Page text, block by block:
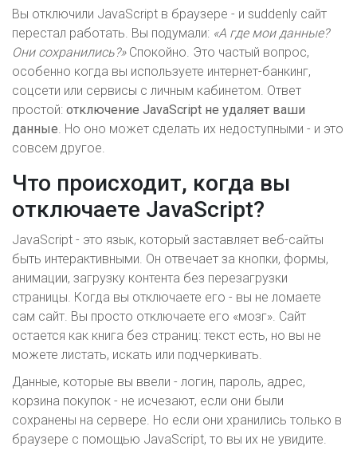
Вы отключили JavaScript в браузере - и suddenly сайт
перестал работать. Вы подумали: «А где мои данные?
Они сохранились?»Спокойно. Это частый вопрос,
особенно когда вы используете интернет-банкинг,
соцсети или сервисы с личным кабинетом. Ответ
простой: отключение JavaScript не удаляет ваши
данные. Но оно может сделать их недоступными - и это
совсем другое.
Что происходит, когда вы
отключаете JavaScript?
JavaScript - это язык, который заставляет веб-сайты
быть интерактивными. Он отвечает за кнопки, формы,
анимации, загрузку контента без перезагрузки
страницы. Когда вы отключаете его - вы не ломаете
сам сайт. Вы просто отключаете его «мозг». Сайт
остается как книга без страниц: текст есть, но вы не
можете листать, искать или подчеркивать.
Данные, которые вы ввели - логин, пароль, адрес,
корзина покупок - не исчезают, если они были
сохранены на сервере. Но если они хранились только в
браузере с помощью JavaScript, то вы их не увидите.